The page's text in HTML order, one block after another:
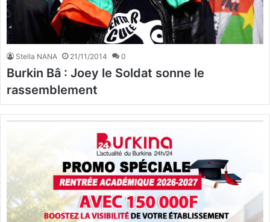
Stella NANA 21/11/2014 0
Burkin Bâ : Joey le Soldat sonne le
rassemblement